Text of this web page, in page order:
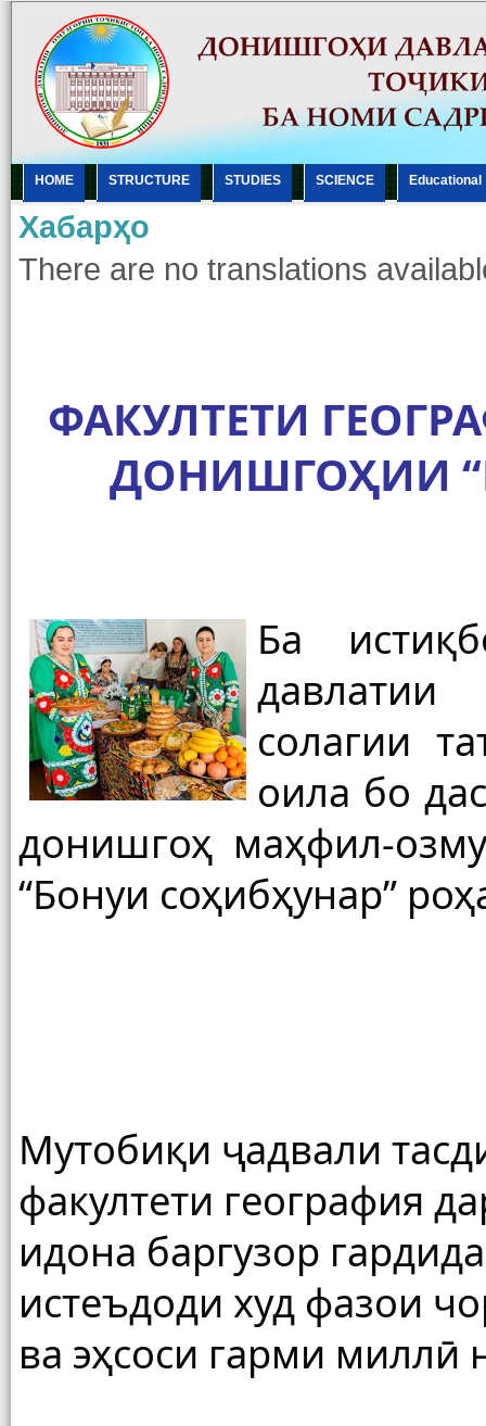
HOME STRUCTURE STUDIES SCIENCE Еducational
Хабарҳо
There are no translations
ФАКУЛТЕТИ
ДОНИШГОҲИИ
Ба
давлатии
солагии
оила бо
донишгоҳ маҳфил-
“Бонуи соҳибҳунар”
Мутобиқи ҷадвали
факултети география
идона баргузор
истеъдоди худ фазои
ва эҳсоси гарми миллӣ